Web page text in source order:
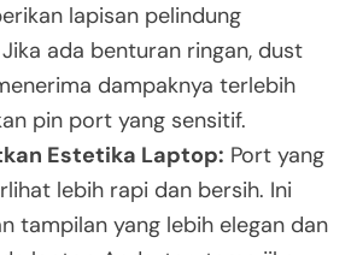
lapisan pelindung
ada benturan ringan, dust
dampaknya terlebih
pin port yang sensitif.
Estetika Laptop: Port yang
lebih rapi dan bersih. Ini
tampilan yang lebih elegan dan